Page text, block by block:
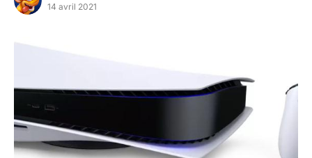
14 avril 2021